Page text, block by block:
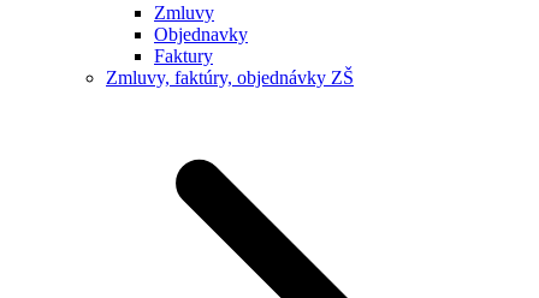
Zmluvy
Objednavky
Faktury
Zmluvy, faktúry, objednávky ZŠ